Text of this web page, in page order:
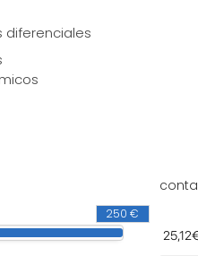
diferenciales
250 €
25,12€